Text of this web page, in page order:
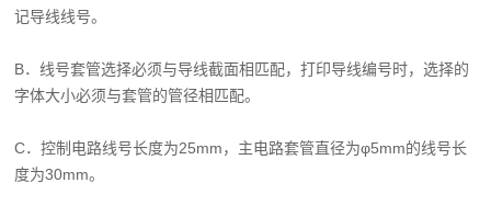
记导线线号。
B．线号套管选择必须与导线截面相匹配，打印导线编号时，选择的
字体大小必须与套管的管径相匹配。
C．控制电路线号长度为25mm，主电路套管直径为φ5mm的线号长
度为30mm。